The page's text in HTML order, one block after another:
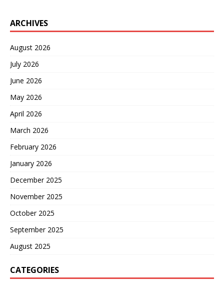
后，就出这么大纰漏，他的
军旅生涯直接断送，再没公
开记录显示后续职位。日本
海上自卫队内部惩处不止他
一人，但没公布细节。事件
林剑重申立场，说中方依法
处置，外国军舰进领海必须
批准。日媒报道中提到，炮
击是罕见举动，显示中国维
本高层不敢多吭声，怕舆论
发酵影响中日关系。 东海这
总想强化存在感，跟美国联
手搞联合演练，试图封锁第
一岛链。可中国海军实力今
非昔比，054A护卫舰和
130毫米舰炮射击精准，能
快速响应。凉月号事件后，
日本强化了导航培训，边界
显示强制开启，但东海活动
中国海军舰艇通过宫古海
峡，日本自卫队照样监视。
ARCHIVES
August 2026
July 2026
June 2026
May 2026
April 2026
March 2026
February 2026
January 2026
December 2025
November 2025
October 2025
September 2025
August 2025
CATEGORIES